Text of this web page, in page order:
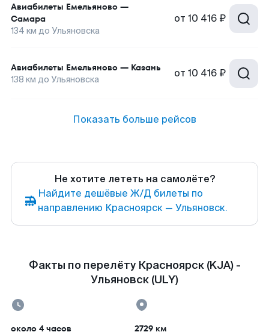
Авиабилеты Емельяново —
Самара
134 км до Ульяновска
от 10 416 ₽
Авиабилеты Емельяново — Казань
138 км до Ульяновска от 10 416 ₽
Показать больше рейсов
Не хотите лететь на самолёте?
Найдите дешёвые Ж/Д билеты по
направлению Красноярск — Ульяновск.
Факты по перелёту Красноярск (KJA) -
Ульяновск (ULY)
около 4 часов 2729 км